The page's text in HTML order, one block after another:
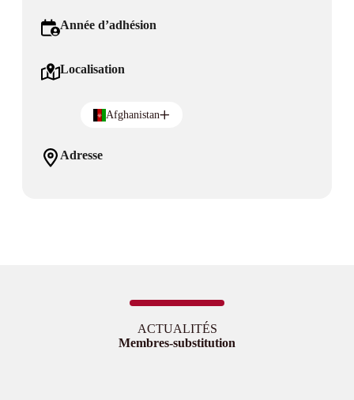
Année d’adhésion
Localisation
Afghanistan
Adresse
ACTUALITÉS
Membres-substitution